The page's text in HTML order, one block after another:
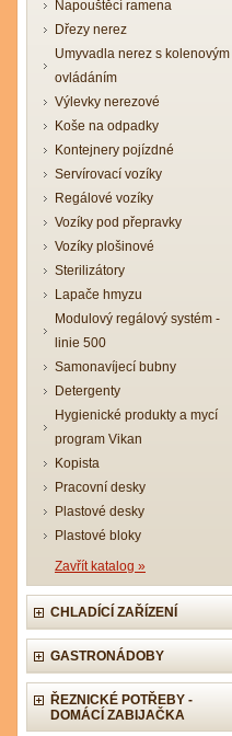
Napouštěcí ramena
Dřezy nerez
Umyvadla nerez s kolenovým
ovládáním
Výlevky nerezové
Koše na odpadky
Kontejnery pojízdné
Servírovací vozíky
Regálové vozíky
Vozíky pod přepravky
Vozíky plošinové
Sterilizátory
Lapače hmyzu
Modulový regálový systém -
linie 500
Samonavíjecí bubny
Detergenty
Hygienické produkty a mycí
program Vikan
Kopista
Pracovní desky
Plastové desky
Plastové bloky
Zavřít katalog »
CHLADÍCÍ ZAŘÍZENÍ
GASTRONÁDOBY
ŘEZNICKÉ POTŘEBY -
DOMÁCÍ ZABIJAČKA